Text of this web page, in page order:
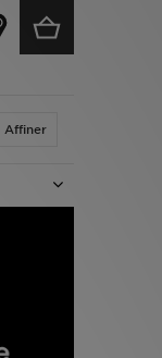
Affiner